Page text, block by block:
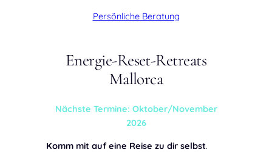
Persönliche Beratung
Energie-Reset-Retreats
Mallorca
Nächste Termine: Oktober/November
2026
Komm mit auf eine Reise zu dir selbst.